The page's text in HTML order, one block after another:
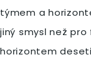
týmem a
jiný smysl než
horizontem